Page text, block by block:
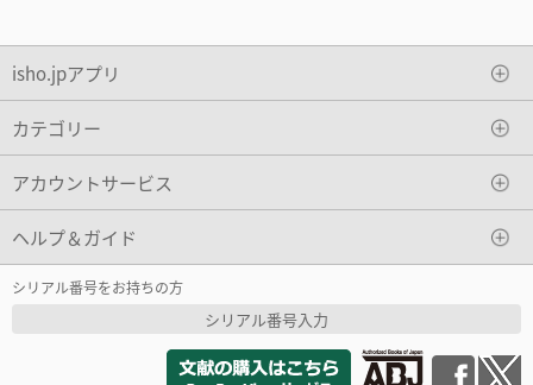
isho.jpアプリ
カテゴリー
アカウントサービス
ヘルプ＆ガイド
シリアル番号をお持ちの方
シリアル番号入力